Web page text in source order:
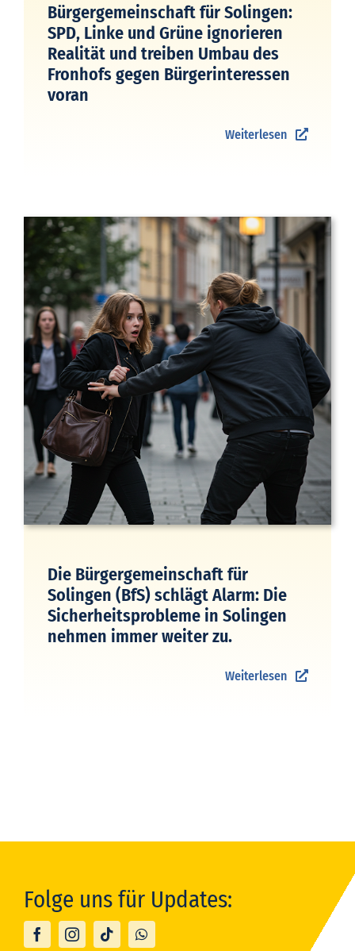
Bürgergemeinschaft für Solingen:
SPD, Linke und Grüne ignorieren
Realität und treiben Umbau des
Fronhofs gegen Bürgerinteressen
voran
Weiterlesen
Die Bürgergemeinschaft für
Solingen (BfS) schlägt Alarm: Die
Sicherheitsprobleme in Solingen
nehmen immer weiter zu.
Weiterlesen
Folge uns für Updates: